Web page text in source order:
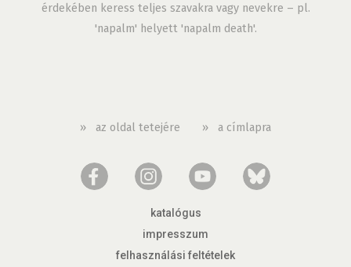
érdekében keress teljes szavakra vagy nevekre – pl.
'napalm' helyett 'napalm death'.
» az oldal tetejére » a címlapra
katalógus
impresszum
felhasználási feltételek